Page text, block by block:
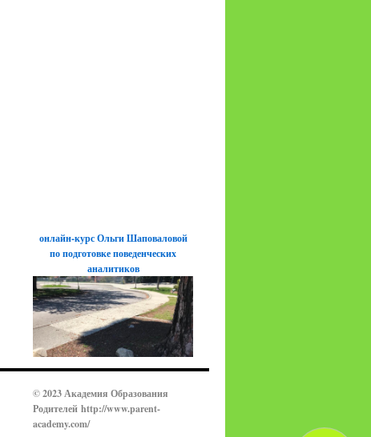
онлайн-курс Ольги Шаповаловой
по подготовке поведенческих
аналитиков
© 2023 Академия Образования
Родителей http://www.parent-
academy.com/